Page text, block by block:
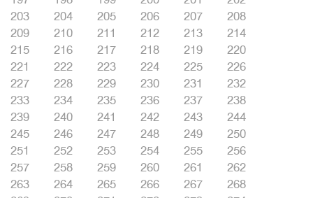
203
204 205 206 207
208
209
210 211 212 213
214
215
216 217 218 219
220
221
222 223 224 225
226
227
228 229 230 231
232
233
234 235 236 237
238
239
240 241 242 243
244
245
246 247 248 249
250
251
252 253 254 255
256
257
258 259 260 261
262
263
264 265 266 267
268